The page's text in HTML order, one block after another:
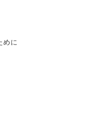
めに